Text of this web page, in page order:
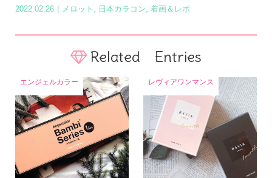
2022.02.26 メロット 日本カラコン 着画＆レポ
Related Entries
エンジェルカラー レヴィアワンマンス